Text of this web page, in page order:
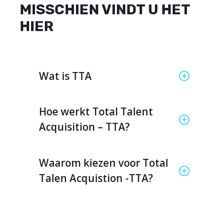
MISSCHIEN VINDT U HET
HIER
Wat is TTA
Hoe werkt Total Talent
Acquisition – TTA?
Waarom kiezen voor Total
Talen Acquistion -TTA?